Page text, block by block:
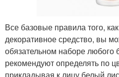
Все базовые правила того,
декоративное средство, вы
обязательном наборе любого
рекомендуют определять по